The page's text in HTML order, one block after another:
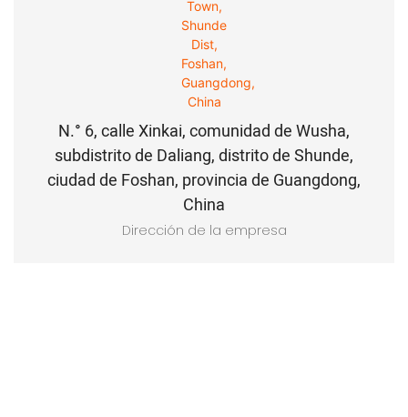
N.° 6, calle Xinkai, comunidad de Wusha,
subdistrito de Daliang, distrito de Shunde,
ciudad de Foshan, provincia de Guangdong,
China
Dirección de la empresa